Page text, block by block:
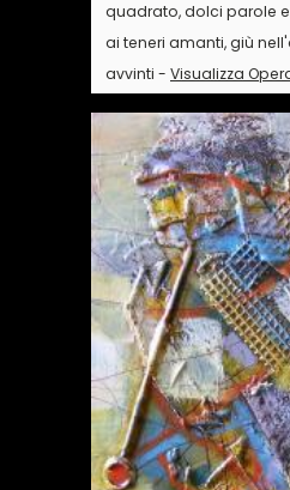
quadrato, dolci parole
ai teneri amanti, giù
avvinti - Visualizza